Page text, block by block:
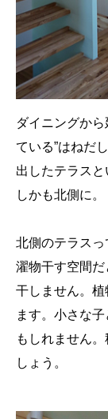
ダイニングか
ている”はねだ
出したテラスと
しかも北側に。
北側のテラス
濯物干す空間
干しません。
ます。小さな
もしれません
しょう。